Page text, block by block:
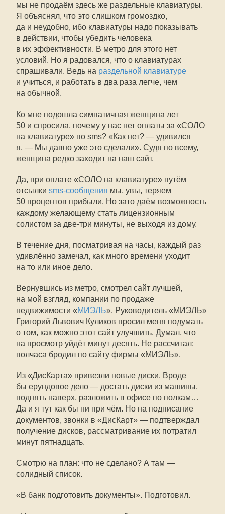
мы не продаём здесь же раздельные клавиатуры.
Я объяснял, что это слишком громоздко,
да и неудобно, ибо клавиатуры надо показывать
в действии, чтобы убедить человека
в их эффективности. В метро для этого нет
условий. Но я радовался, что о клавиатурах
спрашивали. Ведь на раздельной клавиатуре
и учиться, и работать в два раза легче, чем
на обычной.
Ко мне подошла симпатичная женщина лет
50 и спросила, почему у нас нет оплаты за «СОЛО
на клавиатуре» по sms? «Как нет? — удивился
я. — Мы давно уже это сделали». Судя по всему,
женщина редко заходит на наш сайт.
Да, при оплате «СОЛО на клавиатуре» путём
отсылки sms-сообщения мы, увы, теряем
50 процентов прибыли. Но зато даём возможность
каждому желающему стать лицензионным
солистом за две-три минуты, не выходя из дому.
В течение дня, посматривая на часы, каждый раз
удивлённо замечал, как много времени уходит
на то или иное дело.
Вернувшись из метро, смотрел сайт лучшей,
на мой взгляд, компании по продаже
недвижимости «МИЭЛЬ». Руководитель «МИЭЛЬ»
Григорий Львович Куликов просил меня подумать
о том, как можно этот сайт улучшить. Думал, что
на просмотр уйдёт минут десять. Не рассчитал:
полчаса бродил по сайту фирмы «МИЭЛЬ».
Из «ДисКарта» привезли новые диски. Вроде
бы ерундовое дело — достать диски из машины,
поднять наверх, разложить в офисе по полкам…
Да и я тут как бы ни при чём. Но на подписание
документов, звонки в «ДисКарт» — подтверждал
получение дисков, рассматривание их потратил
минут пятнадцать.
Смотрю на план: что не сделано? А там —
солидный список.
«В банк подготовить документы». Подготовил.